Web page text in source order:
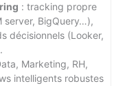
: tracking propre
server, BigQuery…),
décisionnels (Looker,
Marketing, RH,
intelligents robustes